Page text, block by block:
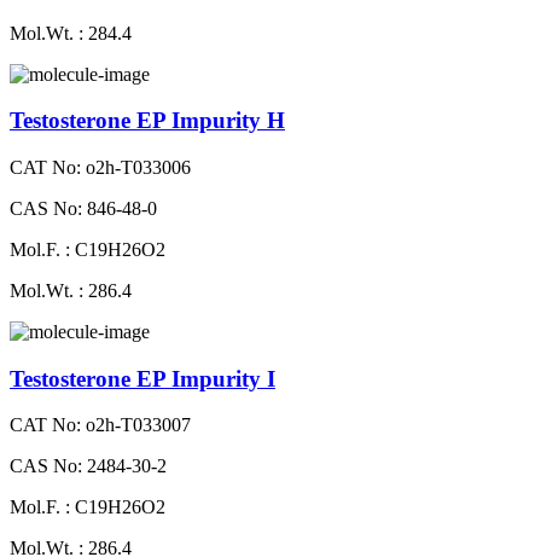
Mol.Wt. : 284.4
Testosterone EP Impurity H
CAT No: o2h-T033006
CAS No: 846-48-0
Mol.F. : C19H26O2
Mol.Wt. : 286.4
Testosterone EP Impurity I
CAT No: o2h-T033007
CAS No: 2484-30-2
Mol.F. : C19H26O2
Mol.Wt. : 286.4